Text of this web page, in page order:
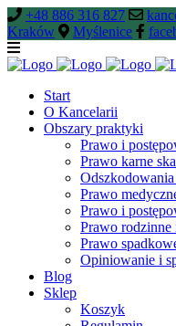
+48 886 316 827
Kraków
Myślenice
Start
O Kancelarii
Obszary praktyki
Prawo i
Prawo karne
Prawo
Prawo i
Prawo rodzinne
Prawo
Opiniowanie i
Blog
Sklep
Koszyk